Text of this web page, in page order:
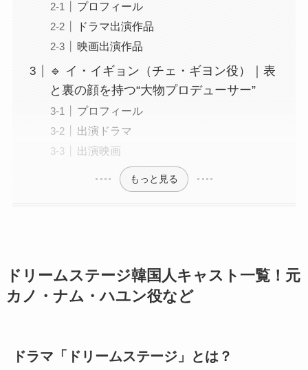
プロフィール
ドラマ出演作品
映画出演作品
🔹 イ・イギョン（チェ・ギヨン役）｜表
と裏の顔を持つ“大物プロデューサー”
プロフィール
出演ドラマ
出演映画
もっと見る
ドリームステージ韓国人キャスト一覧！元
カノ・ナム・ハユン役など
ドラマ「ドリームステージ」とは？